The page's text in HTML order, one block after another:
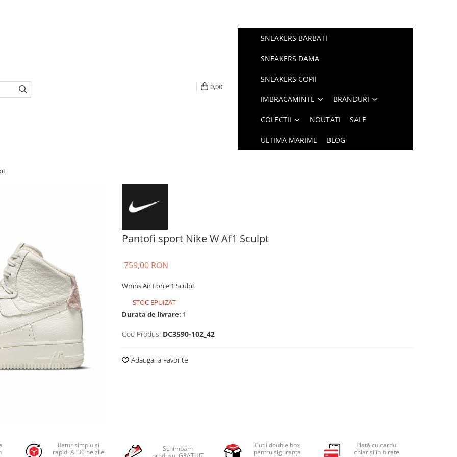
0,00
SNEAKERS BARBATI
SNEAKERS DAMA
SNEAKERS COPII
IMBRACAMINTE BRANDURI
COLECTII NOUTATI SALE
ULTIMA MARIME BLOG
Pantofi sport Nike W Af1 Sculpt
759,00 RON
Wmns Air Force 1 Sculpt
STOC EPUIZAT
Durata de livrare: 1
Cod Produs: DC3590-102_42
Adauga la Favorite
Retur simplu și
rapid! Ai 30 de zile
Schimbăm
Cutii double box
pentru siguranța
Plată cu cardul
chiar și în 6 rate